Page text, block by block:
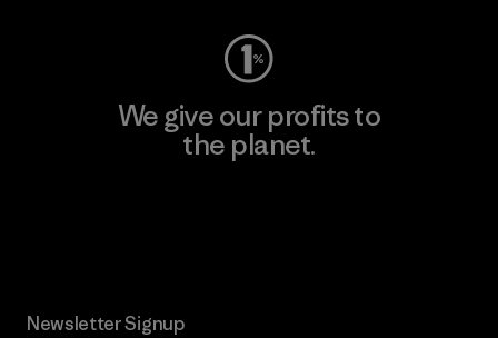
We give our profits to
the planet.
Newsletter Signup